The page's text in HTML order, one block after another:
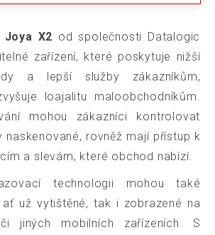
Joya X2 od společnosti Datalogic
zařízení, které poskytuje nižší
a lepší služby zákazníkům,
loajalitu maloobchodníkům.
mohou zákazníci kontrolovat
naskenované, rovněž mají přístup k
a slevám, které obchod nabízí.
technologii mohou také
ať už vytištěné, tak i zobrazené na
jiných mobilních zařízeních. S